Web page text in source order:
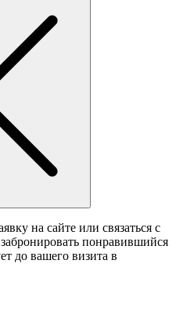
на сайте или связаться с
понравившийся
до вашего визита в